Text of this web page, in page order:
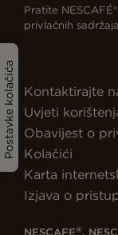
Postavke kolačića
Pratite
privlačnih sadržaja
Kontaktirajte
Uvjeti
Obavijest o
Kolačići
Karta
Izjava o